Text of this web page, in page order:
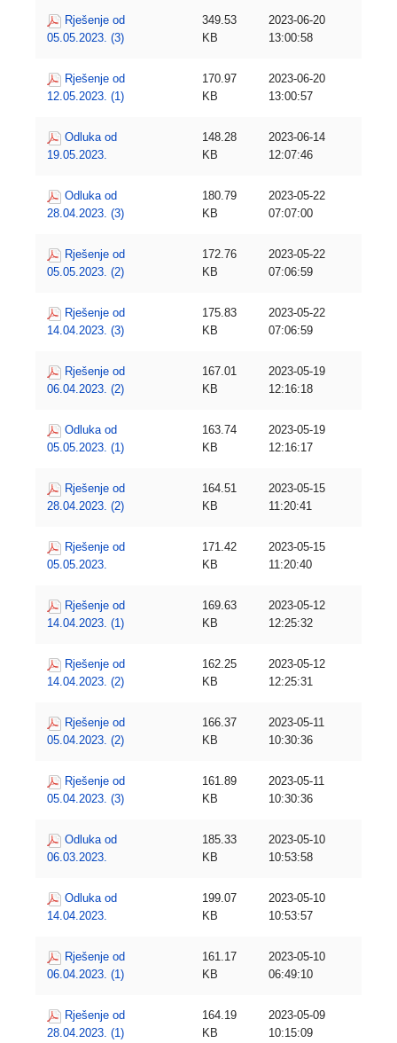
Rješenje od
05.05.2023. (3)
349.53
KB
2023-06-20
13:00:58
Rješenje od
12.05.2023. (1)
170.97
KB
2023-06-20
13:00:57
Odluka od
19.05.2023.
148.28
KB
2023-06-14
12:07:46
Odluka od
28.04.2023. (3)
180.79
KB
2023-05-22
07:07:00
Rješenje od
05.05.2023. (2)
172.76
KB
2023-05-22
07:06:59
Rješenje od
14.04.2023. (3)
175.83
KB
2023-05-22
07:06:59
Rješenje od
06.04.2023. (2)
167.01
KB
2023-05-19
12:16:18
Odluka od
05.05.2023. (1)
163.74
KB
2023-05-19
12:16:17
Rješenje od
28.04.2023. (2)
164.51
KB
2023-05-15
11:20:41
Rješenje od
05.05.2023.
171.42
KB
2023-05-15
11:20:40
Rješenje od
14.04.2023. (1)
169.63
KB
2023-05-12
12:25:32
Rješenje od
14.04.2023. (2)
162.25
KB
2023-05-12
12:25:31
Rješenje od
05.04.2023. (2)
166.37
KB
2023-05-11
10:30:36
Rješenje od
05.04.2023. (3)
161.89
KB
2023-05-11
10:30:36
Odluka od
06.03.2023.
185.33
KB
2023-05-10
10:53:58
Odluka od
14.04.2023.
199.07
KB
2023-05-10
10:53:57
Rješenje od
06.04.2023. (1)
161.17
KB
2023-05-10
06:49:10
Rješenje od
28.04.2023. (1)
164.19
KB
2023-05-09
10:15:09